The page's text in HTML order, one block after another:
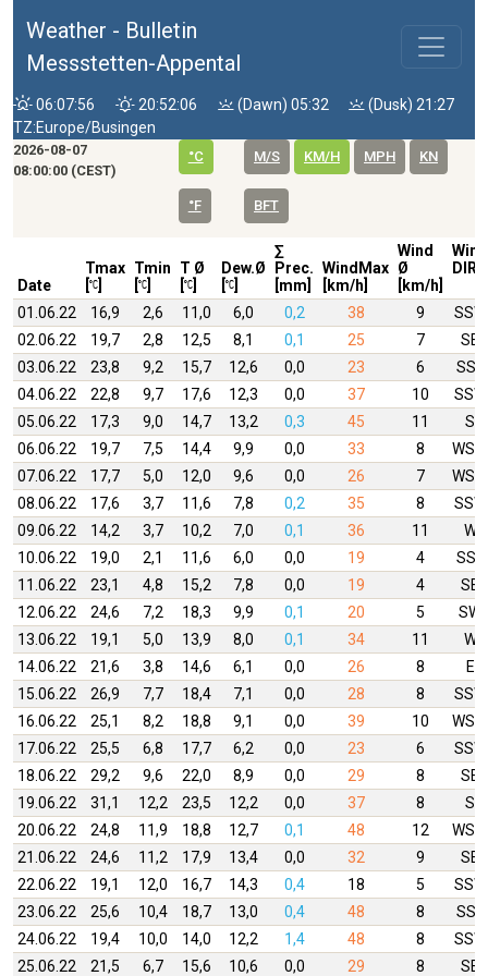
Weather - Bulletin
Messstetten-Appental
06:07:56 20:52:06 (Dawn) 05:32
(Dusk) 21:27
TZ:Europe/Busingen
2026-08-07
08:00:00 (CEST)
°C
°F
M/S KM/H MPH KN
BFT
Date
Tmax Tmin
T Ø
Dew.Ø
∑
Prec.
[mm]
WindMax
[km/h]
Wind
Ø
[km/h]
Wind
DIR
01.06.22 16,9 2,6 11,0 6,0 0,2 38 9
SSW
02.06.22
19,7 2,8 12,5 8,1 0,1 25 7
SE
03.06.22
23,8 9,2 15,7 12,6 0,0 23 6
SSE
04.06.22
22,8 9,7 17,6 12,3 0,0 37 10
SSW
05.06.22
17,3 9,0 14,7 13,2 0,3 45 11
S
06.06.22
19,7 7,5 14,4 9,9 0,0 33 8
WSW
07.06.22
17,7 5,0 12,0 9,6 0,0 26 7
WSW
08.06.22
17,6 3,7 11,6 7,8 0,2 35 8
SSW
09.06.22
14,2 3,7 10,2 7,0 0,1 36 11
W
10.06.22
19,0 2,1 11,6 6,0 0,0 19 4
SSE
11.06.22
23,1 4,8 15,2 7,8 0,0 19 4
SE
12.06.22
24,6 7,2 18,3 9,9 0,1 20 5
SW
13.06.22
19,1 5,0 13,9 8,0 0,1 34 11
W
14.06.22
21,6 3,8 14,6 6,1 0,0 26 8
E
15.06.22
26,9 7,7 18,4 7,1 0,0 28 8
SSW
16.06.22
25,1 8,2 18,8 9,1 0,0 39 10
WSW
17.06.22
25,5 6,8 17,7 6,2 0,0 23 6
SSW
18.06.22
29,2 9,6 22,0 8,9 0,0 29 8
SE
19.06.22
31,1 12,2 23,5 12,2 0,0 37 8
S
20.06.22
24,8 11,9 18,8 12,7 0,1 48 12
WSW
21.06.22
24,6 11,2 17,9 13,4 0,0 32 9
SE
22.06.22
19,1 12,0 16,7 14,3 0,4 18 5
SSW
23.06.22
25,6 10,4 18,7 13,0 0,4 48 8
SSE
24.06.22
19,4 10,0 14,0 12,2 1,4 48 8
SSW
25.06.22
21,5 6,7 15,6 10,6 0,0 29 8 SE